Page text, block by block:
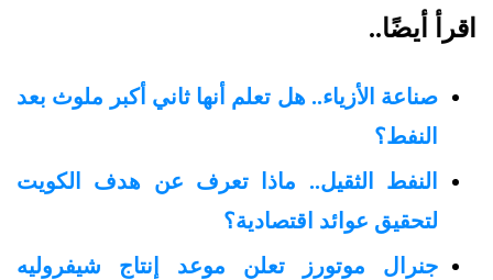
اقرأ أيضًا..
صناعة الأزياء.. هل تعلم أنها ثاني أكبر ملوث بعد
النفط؟
النفط الثقيل.. ماذا تعرف عن هدف الكويت
لتحقيق عوائد اقتصادية؟
جنرال موتورز تعلن موعد إنتاج شيفروليه